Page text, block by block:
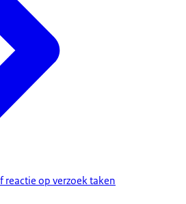
reactie op verzoek taken